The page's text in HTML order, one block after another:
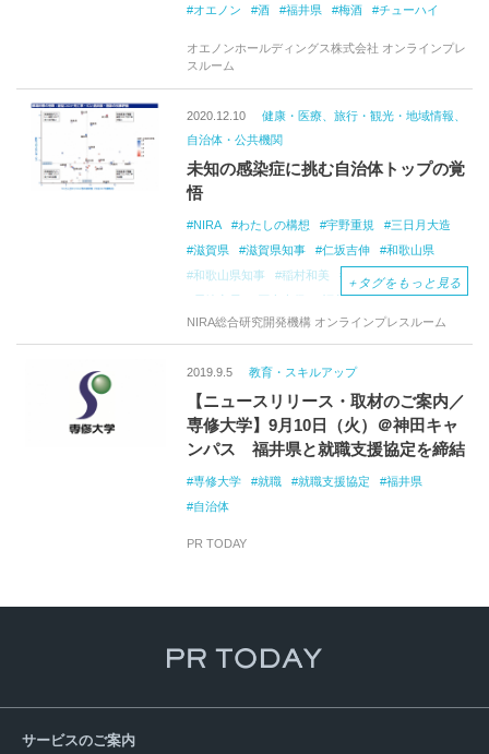
オエノン 酒 福井県 梅酒 チューハイ
オエノンホールディングス株式会社 オンラインプレ
スルーム
2020.12.10
健康・医療、旅行・観光・地域情報、
自治体・公共機関
未知の感染症に挑む自治体トップの覚
悟
NIRA わたしの構想 宇野重規
三日月大造
滋賀県
滋賀県知事 仁坂吉伸
和歌山県
和歌山県知事
稲村和美
兵庫県尼崎市
平井伸治
鳥取県 鳥取県知事
渡邊翔太
首長インタビュー
国と地方自治体
国と地方自治体の役割分担
自治体間の機能分担
国と地方自治体の連携
自治体間の連携
民主主義
国内初の院内感染
PCR検査
疫学調査
行動履歴調査
保健所
保健所の統合ネットワーク化
首長同士の情報交換
＋ タグをもっと見る
NIRA総合研究開発機構 オンラインプレスルーム
2019.9.5 教育・スキルアップ
【ニュースリリース・取材のご案内／
専修大学】9月10日（火）＠神田キャ
ンパス 福井県と就職支援協定を締結
専修大学 就職 就職支援協定
福井県
自治体
PR TODAY
サービスのご案内